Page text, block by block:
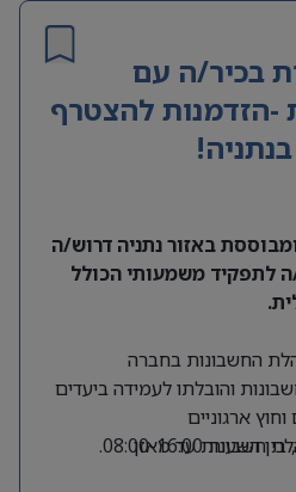
בכיר/ה עם
-הזדמנות להצטרף
באזור נתניה דרוש/ה
לתפקיד משמעותי הכולל
החשבונות בחברה
והובלתו לעמידה ביעדים
ארגוניים
חשבונות עד מאזן
08:00-16:00.